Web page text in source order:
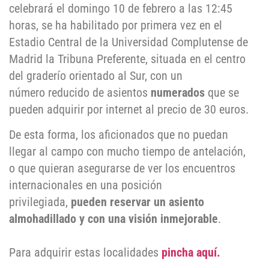
celebrará el domingo 10 de febrero a las 12:45
horas, se ha habilitado por primera vez en el
Estadio Central de la Universidad Complutense de
Madrid la Tribuna Preferente, situada en el centro
del graderío orientado al Sur, con un
número reducido de asientos numerados que se
pueden adquirir por internet al precio de 30 euros.
De esta forma, los aficionados que no puedan
llegar al campo con mucho tiempo de antelación,
o que quieran asegurarse de ver los encuentros
internacionales en una posición
privilegiada, pueden reservar un asiento
almohadillado y con una visión inmejorable.
Para adquirir estas localidades pincha aquí.